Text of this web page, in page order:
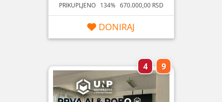
PRIKUPLJENO 134% 670.000,00 RSD
DONIRAJ
4 9